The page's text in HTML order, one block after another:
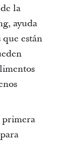
la
ayuda
están
primera